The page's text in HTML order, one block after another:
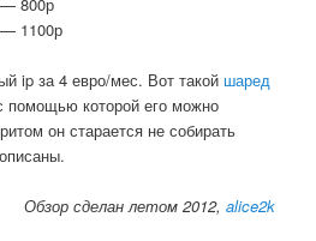
1100р
ip за 4 евро/мес. Вот такой шаред
помощью которой его можно
он старается не собирать
Обзор сделан летом 2012, alice2k